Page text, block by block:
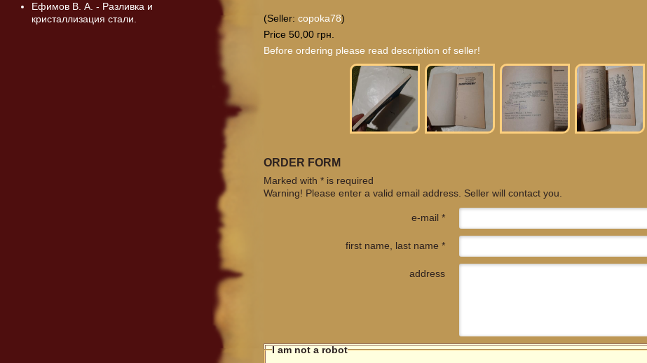
(Seller:copoka78)
Price 50,00 грн.
Before ordering please read description of seller!
ORDER FORM
Marked with * is required
Warning! Please enter a valid email address. Seller will contact you.
e-mail *
first name, last name *
address
I am not a robot
Ефимов В. А. - Разливка и
кристаллизация стали.